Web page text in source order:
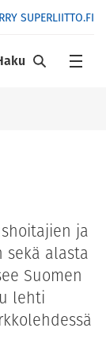
SUPERLIITTO.FI
ja
alasta
Suomen
lehti